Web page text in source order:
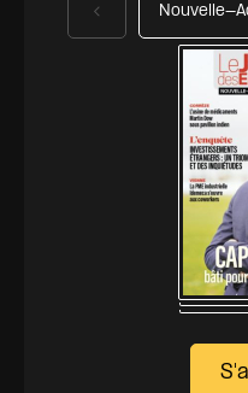
Précédent